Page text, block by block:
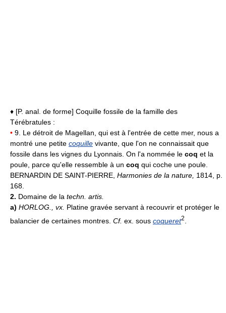
♦ [P. anal. de forme] Coquille fossile de la famille des
Térébratules :
• 9. Le détroit de Magellan, qui est à l'entrée de cette mer, nous a
montré une petite coquille vivante, que l'on ne connaissait que
fossile dans les vignes du Lyonnais. On l'a nommée le coq et la
poule, parce qu'elle ressemble à un coq qui coche une poule.
BERNARDIN DE SAINT-PIERRE, Harmonies de la nature, 1814, p.
168.
2. Domaine de la techn. artis.
a) HORLOG., vx. Platine gravée servant à recouvrir et protéger le
balancier de certaines montres. Cf. ex. sous coqueret2